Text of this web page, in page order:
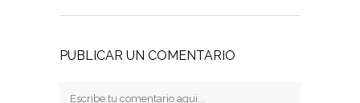
PUBLICAR UN COMENTARIO